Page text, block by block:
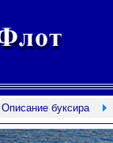
Описание буксира